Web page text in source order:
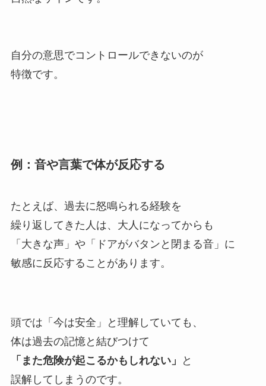
自分の意思でコントロールできないのが
特徴です。
例：音や言葉で体が反応する
たとえば、過去に怒鳴られる経験を
繰り返してきた人は、大人になってからも
「大きな声」や「ドアがバタンと閉まる音」に
敏感に反応することがあります。
頭では「今は安全」と理解していても、
体は過去の記憶と結びつけて
「また危険が起こるかもしれない」
と
誤解してしまうのです。